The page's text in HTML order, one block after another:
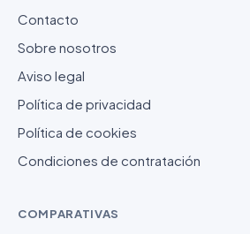
Contacto
Sobre nosotros
Aviso legal
Política de privacidad
Política de cookies
Condiciones de contratación
COMPARATIVAS